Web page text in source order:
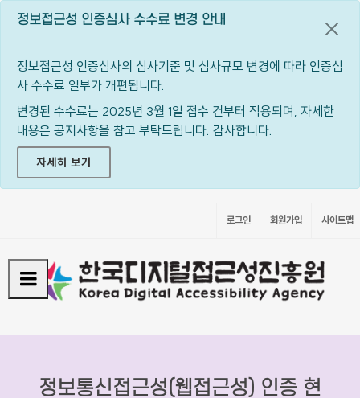
정보접근성 인증심사 수수료 변경 안내
정보접근성 인증심사의 심사기준 및 심사규모 변경에 따라 인증심
사 수수료 일부가 개편됩니다.
변경된 수수료는 2025년 3월 1일 접수 건부터 적용되며, 자세한
내용은 공지사항을 참고 부탁드립니다. 감사합니다.
자세히 보기
공지
로그인 회원가입 사이트맵
정보통신접근성(웹접근성) 인증 현